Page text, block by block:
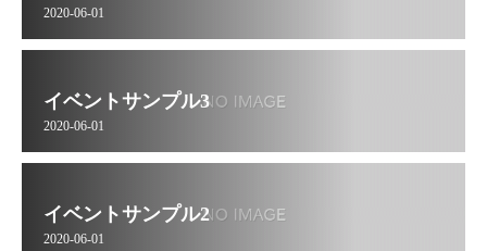
2020-06-01
イベントサンプル3
2020-06-01
イベントサンプル2
2020-06-01